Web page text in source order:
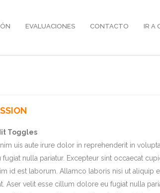
EVALUACIONES CONTACTO IR A
Toggles
uis aute irure dolor in reprehenderit in
nulla pariatur. Excepteur sint occaecat
id est laborum. Allamco laboris nisi ut aliquip
Aser velit esse cillum dolore eu fugiat nulla